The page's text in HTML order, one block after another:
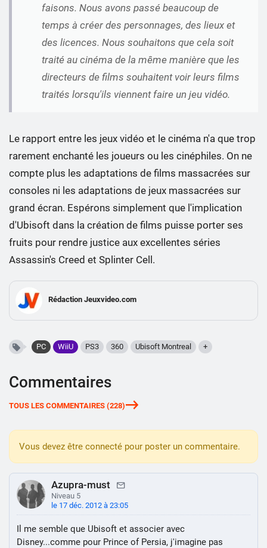
faisons. Nous avons passé beaucoup de
temps à créer des personnages, des lieux et
des licences. Nous souhaitons que cela soit
traité au cinéma de la même manière que les
directeurs de films souhaitent voir leurs films
traités lorsqu'ils viennent faire un jeu vidéo.
Le rapport entre les jeux vidéo et le cinéma n'a que trop
rarement enchanté les joueurs ou les cinéphiles. On ne
compte plus les adaptations de films massacrées sur
consoles ni les adaptations de jeux massacrées sur
grand écran. Espérons simplement que l'implication
d'Ubisoft dans la création de films puisse porter ses
fruits pour rendre justice aux excellentes séries
Assassin's Creed et Splinter Cell.
Rédaction Jeuxvideo.com
PC WiiU PS3 360 Ubisoft Montreal +
Commentaires
TOUS LES COMMENTAIRES (228)
Vous devez être connecté pour poster un commentaire.
Azupra-must
Niveau 5
le 17 déc. 2012 à 23:05
Il me semble que Ubisoft et associer avec
Disney...comme pour Prince of Persia, j'imagine pas